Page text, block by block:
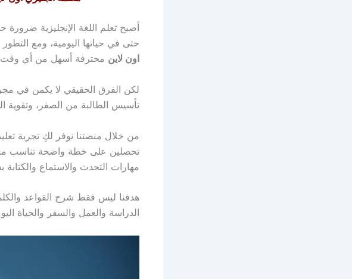
أصبح تعلم اللغة الإنجليزية
حتى في حياتها اليومية، ومع
اون لاين محترفة أسهل من أي
لكن الفرق الحقيقي لا يكمن في
تأسيس الطالبة من الصفر، وتقوية
من خلال منصتنا نوفر لكِ تجربة
تحصلين على خطة واضحة تناسب
مهارات التحدث والاستماع
هدفنا ليس فقط شرح القواعد
الدراسة والعمل والسفر والحياة